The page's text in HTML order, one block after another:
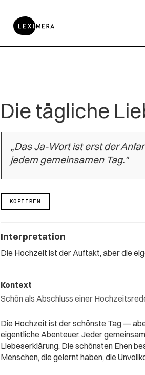
Die tägliche
„Das Ja-Wort ist erst der
jedem gemeinsamen Tag."
KOPIEREN
Interpretation
Die Hochzeit ist der Auftakt, aber die
Kontext
Schön als Abschluss einer
Die Hochzeit ist der schönste Tag —
eigentliche Abenteuer. Jeder
Liebeserklärung. Die schönsten Ehen
Menschen, die gelernt haben, die